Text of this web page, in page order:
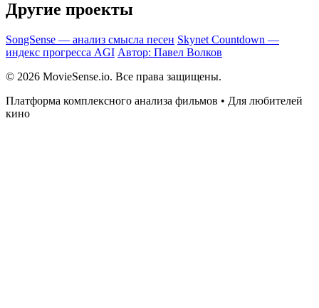
Другие проекты
SongSense — анализ смысла песен Skynet Countdown —
индекс прогресса AGI Автор: Павел Волков
© 2026 MovieSense.io. Все права защищены.
Платформа комплексного анализа фильмов • Для любителей
кино